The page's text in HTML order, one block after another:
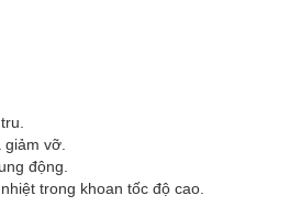
vỡ.
động.
trong khoan tốc độ cao.